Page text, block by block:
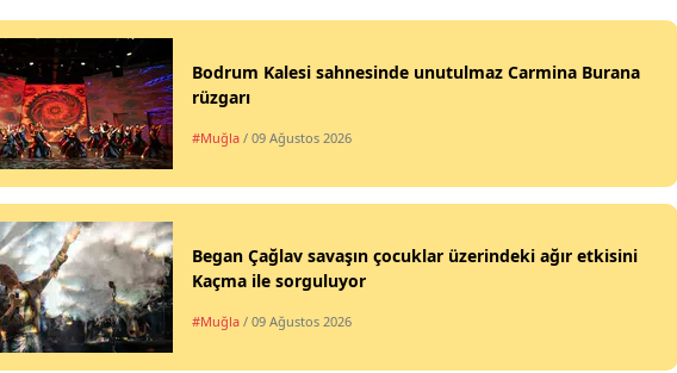
Bodrum Kalesi sahnesinde unutulmaz Carmina Burana
rüzgarı
#Muğla / 09 Ağustos 2026
Began Çağlav savaşın çocuklar üzerindeki ağır etkisini
Kaçma ile sorguluyor
#Muğla / 09 Ağustos 2026